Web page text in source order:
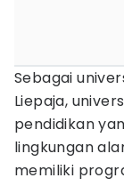
Sebagai
Liepaja,
pendidikan
lingkungan
memiliki